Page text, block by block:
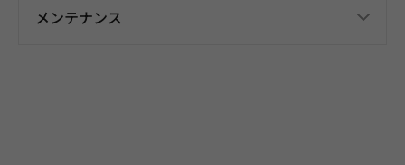
メンテナンス